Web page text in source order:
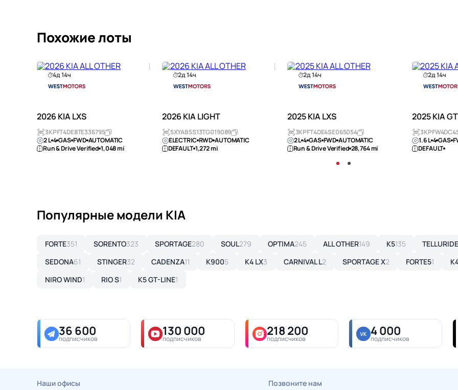
Похожие лоты
4д 14ч
2026 KIA LXS
3KPFT4DE8TE336795
2 L 4 GAS FWD AUTOMATIC
Run & Drive Verified 1,048 mi
2д 14ч
2026 KIA LIGHT
5XYAB5S13TG019089
ELECTRIC RWD AUTOMATIC
DEFAULT 1,272 mi
2д 14ч
2025 KIA LXS
3KPFT4DE4SE065054
2 L 4 GAS FWD AUTOMATIC
Run & Drive Verified 28,764 mi
2д 14ч
2025 KIA
1.6 L 4 GAS
DEFAULT
Популярные модели KIA
FORTE351 SORENTO323 SPORTAGE280 SOUL279 OPTIMA245 ALL OTHER149 K5135 TELLURIDE
SEDONA61 STINGER32 CADENZA11 K9005 K4 LX3 CARNIVAL L2 SPORTAGE X2 FORTE51
NIRO WIND1 RIO S1 K5 GT-LINE1
36 600
подписчиков
130 000
подписчиков
218 200
подписчиков
4 000
подписчиков
Наши офисы Позвоните нам